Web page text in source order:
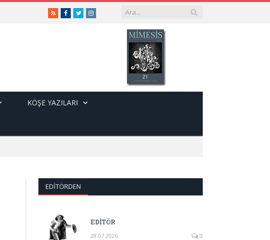
RSSFacebook
TwitterInstagram
KÖŞE YAZILARI
EDITÖRDEN
EDİTÖR
28.07.2026 0